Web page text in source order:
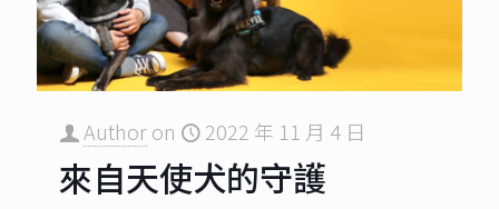
Authoron 2022 年 11 月 4 日
來自天使犬的守護